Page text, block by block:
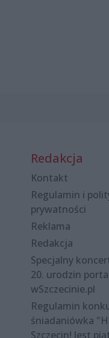
Redakcja
Kontakt
Regulamin i
prywatności
Reklama
Redakcja
Specjalny
20. urodzin
wSzczecinie.pl
Regulamin
śniadaniówka
Szczecin! Jest